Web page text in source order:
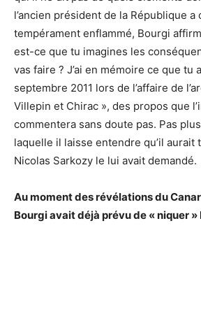
l’ancien président de la République a
tempérament enflammé, Bourgi
est-ce que tu imagines les
vas faire ? J’ai en mémoire ce que tu
septembre 2011 lors de l’affaire de
Villepin et Chirac », des propos que
commentera sans doute pas. Pas
laquelle il laisse entendre qu’il aurait
Nicolas Sarkozy le lui avait demandé.
Au moment des révélations du
Bourgi avait déjà prévu de « niquer